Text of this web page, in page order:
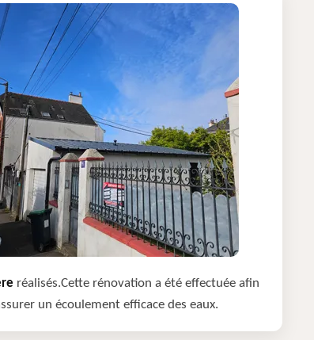
réalisés.Cette rénovation a été effectuée afin
un écoulement efficace des eaux.